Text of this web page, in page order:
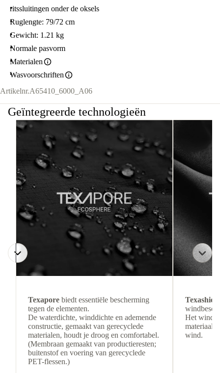
ritssluitingen onder de oksels
Ruglengte: 79/72 cm
Gewicht: 1.21 kg
Normale pasvorm
Materialen
Wasvoorschriften
Artikelnr.A65410_6000_A06
Geïntegreerde technologieën
Texapore biedt essentiële bescherming
tegen de elementen.
De waterdichte, winddichte en ademende
constructie, gemaakt van gerecyclede
materialen, houdt je droog en comfortabel.
(Membraan gemaakt van productieresten;
buitenstof en voering van gerecyclede
PET-flessen.)
Het
materiaal
wind.